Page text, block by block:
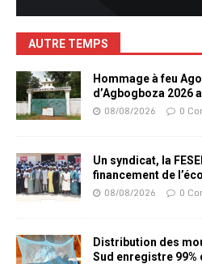
AUTRE TEMPS
Hommage à feu
d’Agbogboza 2026
08/08/2026 0
Un syndicat, la
financement de
08/08/2026 0
Distribution des
Sud enregistre 99%